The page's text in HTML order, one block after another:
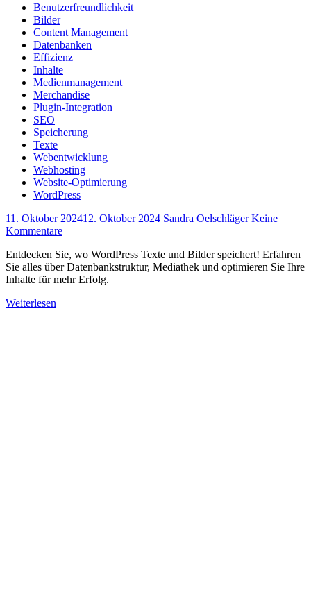
Benutzerfreundlichkeit
Bilder
Content Management
Datenbanken
Effizienz
Inhalte
Medienmanagement
Merchandise
Plugin-Integration
SEO
Speicherung
Texte
Webentwicklung
Webhosting
Website-Optimierung
WordPress
11. Oktober 202412. Oktober 2024 Sandra Oelschläger Keine
Kommentare
Entdecken Sie, wo WordPress Texte und Bilder speichert! Erfahren
Sie alles über Datenbankstruktur, Mediathek und optimieren Sie Ihre
Inhalte für mehr Erfolg.
Weiterlesen